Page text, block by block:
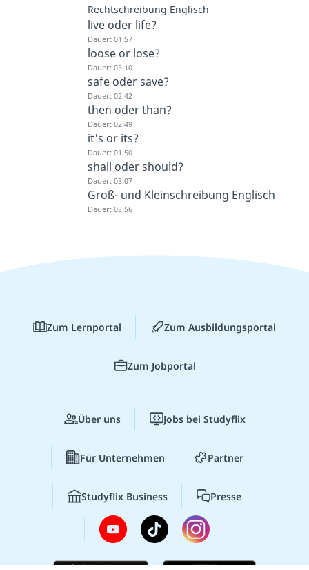
Rechtschreibung Englisch
live oder life?
Dauer: 01:57
loose or lose?
Dauer: 03:10
safe oder save?
Dauer: 02:42
then oder than?
Dauer: 02:49
it's or its?
Dauer: 01:50
shall oder should?
Dauer: 03:07
Groß- und Kleinschreibung Englisch
Dauer: 03:56
Zum Lernportal Zum Ausbildungsportal
Zum Jobportal
Über uns Jobs bei Studyflix
Für Unternehmen Partner
Studyflix Business Presse